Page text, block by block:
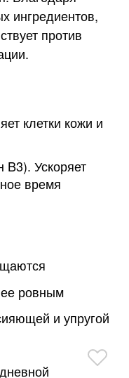
ингредиентов,
против
клетки кожи и
Ускоряет
время
ровным
и упругой